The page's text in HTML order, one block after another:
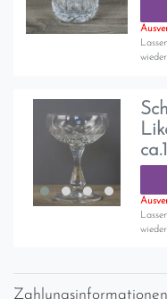
Zahlungsinformationen